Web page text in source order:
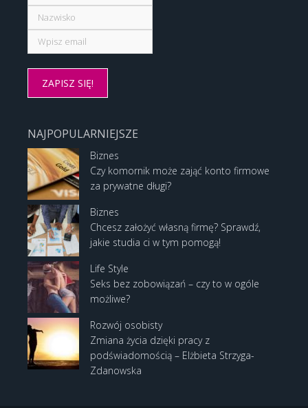
NAJPOPULARNIEJSZE
Biznes
Czy komornik może zająć konto firmowe
za prywatne długi?
Biznes
Chcesz założyć własną firmę? Sprawdź,
jakie studia ci w tym pomogą!
Life Style
Seks bez zobowiązań – czy to w ogóle
możliwe?
Rozwój osobisty
Zmiana życia dzięki pracy z
podświadomością – Elżbieta Strzyga-
Zdanowska